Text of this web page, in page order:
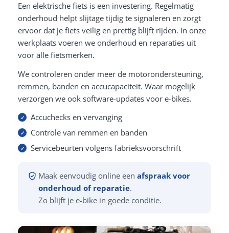
Een elektrische fiets is een investering. Regelmatig
onderhoud helpt slijtage tijdig te signaleren en zorgt
ervoor dat je fiets veilig en prettig blijft rijden. In onze
werkplaats voeren we onderhoud en reparaties uit
voor alle fietsmerken.
We controleren onder meer de motorondersteuning,
remmen, banden en accucapaciteit. Waar mogelijk
verzorgen we ook software-updates voor e-bikes.
Accuchecks en vervanging
Controle van remmen en banden
Servicebeurten volgens fabrieksvoorschrift
Maak eenvoudig online een afspraak voor
onderhoud of reparatie.
Zo blijft je e-bike in goede conditie.